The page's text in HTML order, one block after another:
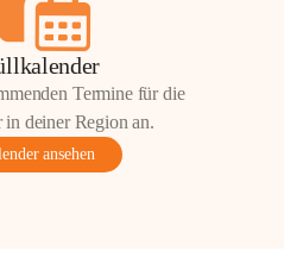
Termine für die
deiner Region an.
ansehen